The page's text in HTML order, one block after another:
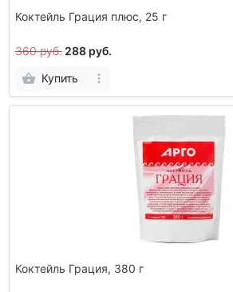
Коктейль Грация плюс, 25 г
360 руб. 288 руб.
Купить
Коктейль Грация, 380 г